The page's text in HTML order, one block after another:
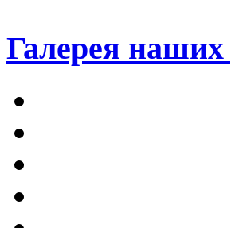
Галерея наших